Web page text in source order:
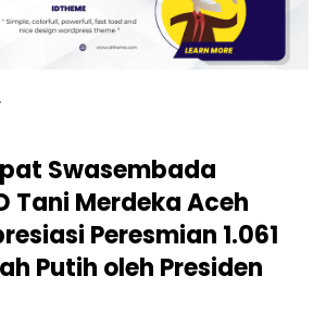
Swasembada
Tani Merdeka Aceh
Peresmian 1.061
Putih oleh Presiden